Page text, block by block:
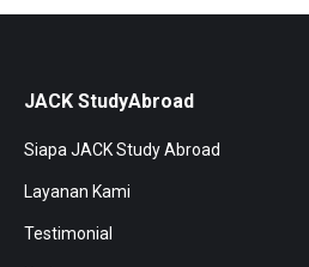
JACK StudyAbroad
Siapa JACK Study Abroad
Layanan Kami
Testimonial